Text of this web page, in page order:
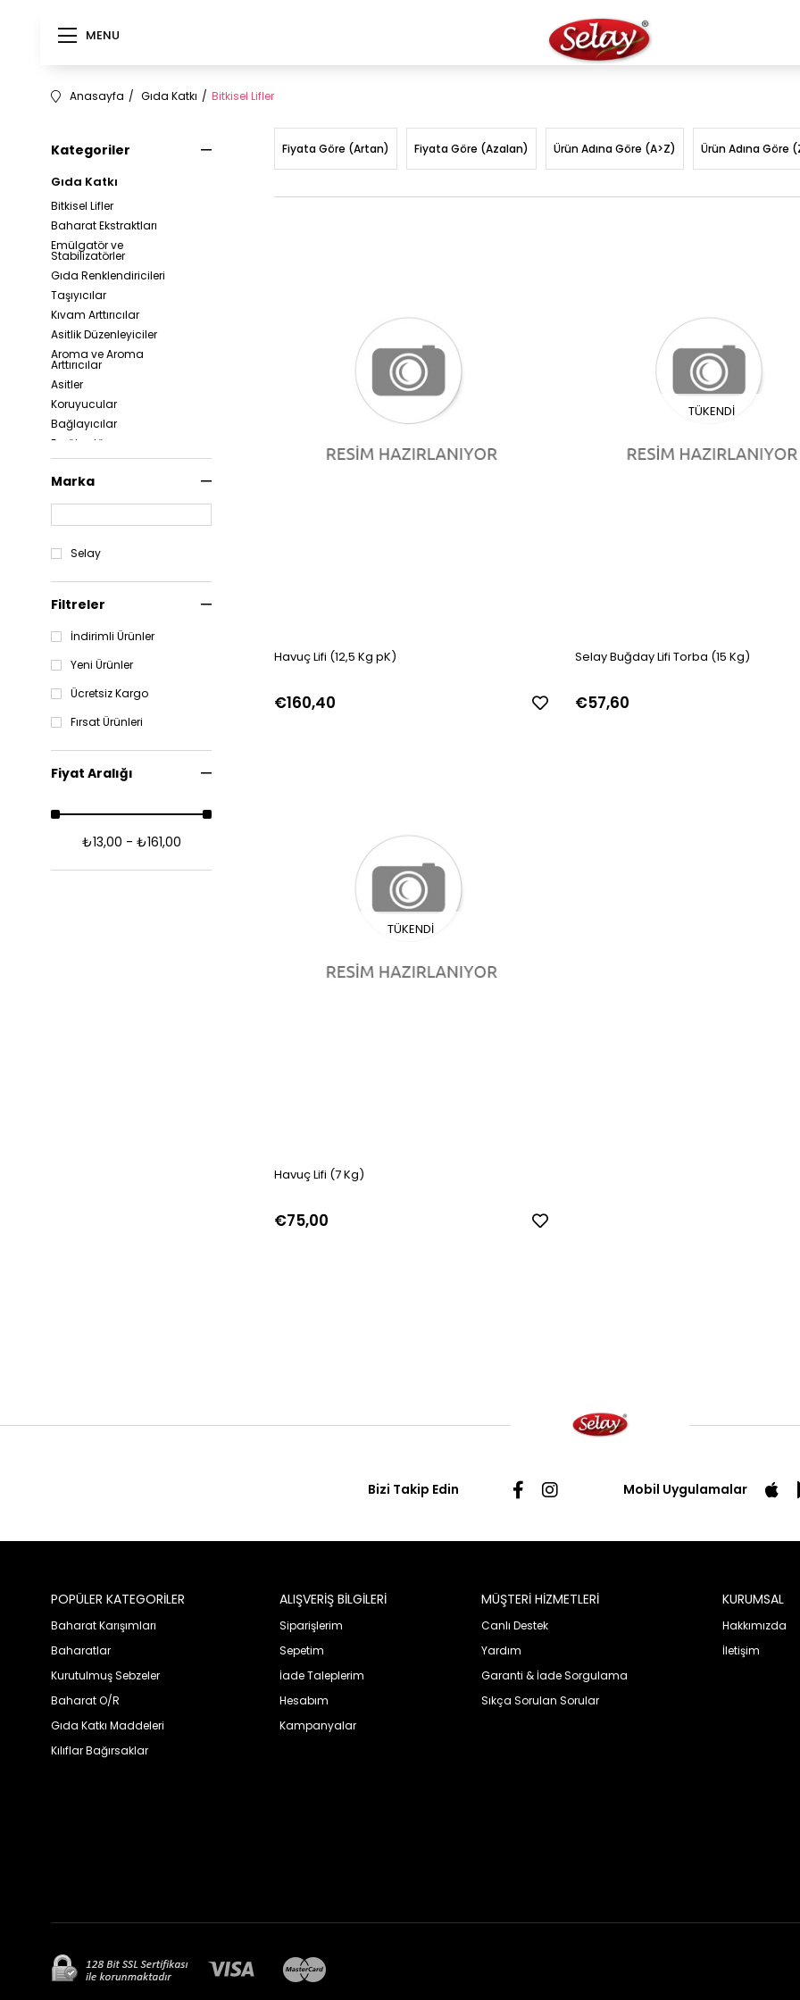
MENU
Anasayfa Gıda Katkı Bitkisel Lifler
Kategoriler
Gıda Katkı
Bitkisel Lifler
Baharat Ekstraktları
Emülgatör ve
Stabilizatörler
Gıda Renklendiricileri
Taşıyıcılar
Kıvam Arttırıcılar
Asitlik Düzenleyiciler
Aroma ve Aroma
Arttırıcılar
Asitler
Koruyucular
Bağlayıcılar
Emülgatör ve
Stabilizatörler
Marka
Selay
Filtreler
İndirimli Ürünler
Yeni Ürünler
Ücretsiz Kargo
Fırsat Ürünleri
Fiyat Aralığı
₺13,00 - ₺161,00
Fiyata Göre (Artan) Fiyata Göre (Azalan) Ürün Adına Göre (A>Z) Ürün Adına Göre
Havuç Lifi (12,5 Kg pK)
€160,40
TÜKENDI
Selay Buğday Lifi Torba (15 Kg)
€57,60
TÜKENDI
Havuç Lifi (7 Kg)
€75,00
Bizi Takip Edin Mobil Uygulamalar
POPÜLER KATEGORİLER
Baharat Karışımları
Baharatlar
Kurutulmuş Sebzeler
Baharat O/R
Gıda Katkı Maddeleri
Kılıflar Bağırsaklar
ALIŞVERİŞ BİLGİLERİ
Siparişlerim
Sepetim
İade Taleplerim
Hesabım
Kampanyalar
MÜŞTERİ HİZMETLERİ
Canlı Destek
Yardım
Garanti & İade Sorgulama
Sıkça Sorulan Sorular
KURUMSAL
Hakkımızda
İletişim